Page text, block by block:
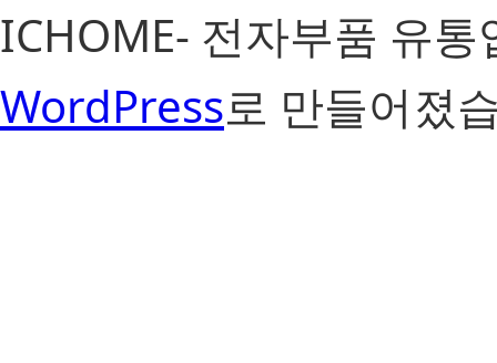
ICHOME- 전자부품 유
WordPress로 만들어졌